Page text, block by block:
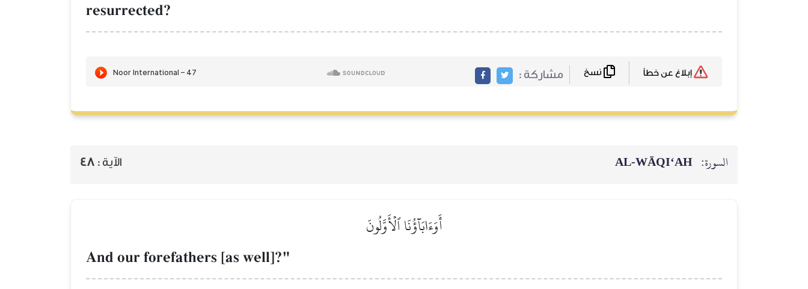
resurrected?
مشاركة :
السورة: AL‑WĀQI‘AH الآية : 48
أَوَءَابَآؤُنَا ٱلۡأَوَّلُونَ
And our forefathers [as well]?"